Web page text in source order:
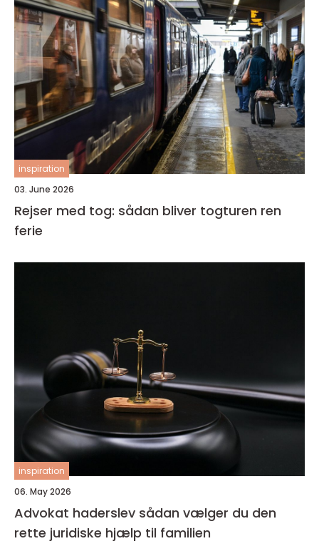
inspiration
03. June 2026
Rejser med tog: sådan bliver togturen ren
ferie
inspiration
06. May 2026
Advokat haderslev sådan vælger du den
rette juridiske hjælp til familien